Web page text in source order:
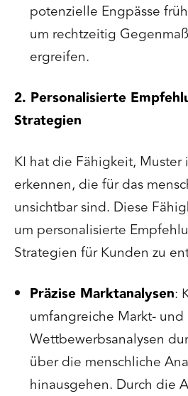
potenzielle Engpässe
um rechtzeitig
ergreifen.
2. Personalisierte
Strategien
KI hat die Fähigkeit, Muster
erkennen, die für das
unsichtbar sind. Diese
um personalisierte
Strategien für Kunden zu
Präzise Marktanalysen:
umfangreiche Markt- und
Wettbewerbsanalysen
über die menschliche
hinausgehen. Durch die